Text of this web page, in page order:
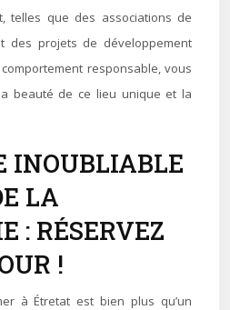
telles que des associations de
des projets de développement
responsable, vous
beauté de ce lieu unique et la
INOUBLIABLE
LA
: RÉSERVEZ
!
à Étretat est bien plus qu’un